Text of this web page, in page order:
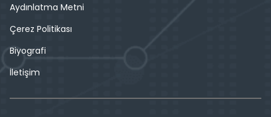
Aydınlatma Metni
Çerez Politikası
Biyografi
İletişim